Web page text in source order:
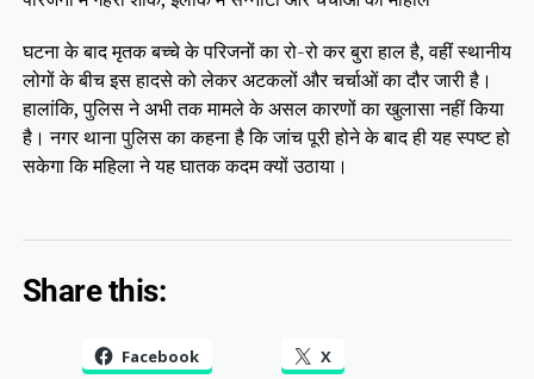
घटना के बाद मृतक बच्चे के परिजनों का रो-रो कर बुरा हाल है, वहीं स्थानीय
लोगों के बीच इस हादसे को लेकर अटकलों और चर्चाओं का दौर जारी है।
हालांकि, पुलिस ने अभी तक मामले के असल कारणों का खुलासा नहीं किया
है। नगर थाना पुलिस का कहना है कि जांच पूरी होने के बाद ही यह स्पष्ट हो
सकेगा कि महिला ने यह घातक कदम क्यों उठाया।
Share this:
Facebook X